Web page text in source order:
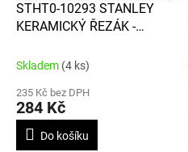
STHT0-10293 STANLEY
KERAMICKÝ ŘEZÁK -
Skladem (4 ks)
235 Kč bez DPH
284 Kč
Do košíku